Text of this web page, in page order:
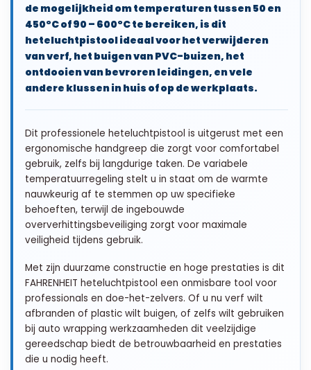
de mogelijkheid om temperaturen tussen 50 en
450°C of 90 – 600°C te bereiken, is dit
heteluchtpistool ideaal voor het verwijderen
van verf, het buigen van PVC-buizen, het
ontdooien van bevroren leidingen, en vele
andere klussen in huis of op de werkplaats.
Dit professionele heteluchtpistool is uitgerust met een
ergonomische handgreep die zorgt voor comfortabel
gebruik, zelfs bij langdurige taken. De variabele
temperatuurregeling stelt u in staat om de warmte
nauwkeurig af te stemmen op uw specifieke
behoeften, terwijl de ingebouwde
oververhittingsbeveiliging zorgt voor maximale
veiligheid tijdens gebruik.
Met zijn duurzame constructie en hoge prestaties is dit
FAHRENHEIT heteluchtpistool een onmisbare tool voor
professionals en doe-het-zelvers. Of u nu verf wilt
afbranden of plastic wilt buigen, of zelfs wilt gebruiken
bij auto wrapping werkzaamheden dit veelzijdige
gereedschap biedt de betrouwbaarheid en prestaties
die u nodig heeft.